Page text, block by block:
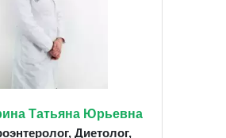
Татьяна Юрьевна
Диетолог,